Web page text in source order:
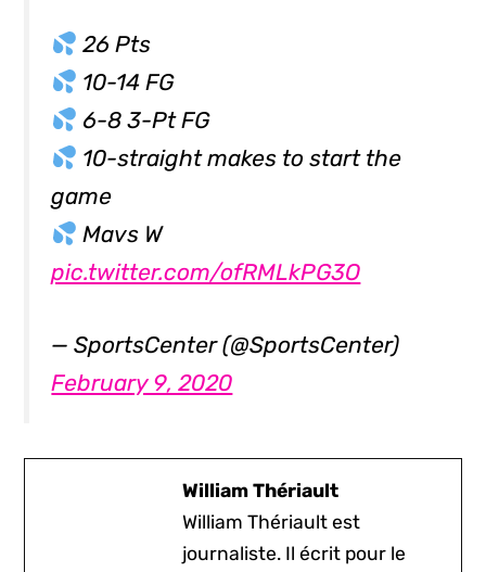
26 Pts
10-14 FG
6-8 3-Pt FG
10-straight makes to start the
game
Mavs W
pic.twitter.com/ofRMLkPG3O
— SportsCenter (@SportsCenter)
February 9, 2020
William Thériault
William Thériault est
journaliste. Il écrit pour le